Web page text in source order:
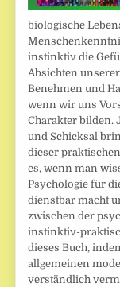
biologische
instinktiv die
Absichten
Benehmen und
wenn wir uns
Charakter bilden.
und Schicksal
dieser
es, wenn man
Psychologie für
dienstbar macht
zwischen der
instinktiv-
dieses Buch,
allgemeinen
verständlich